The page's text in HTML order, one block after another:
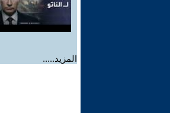
المزيد.....